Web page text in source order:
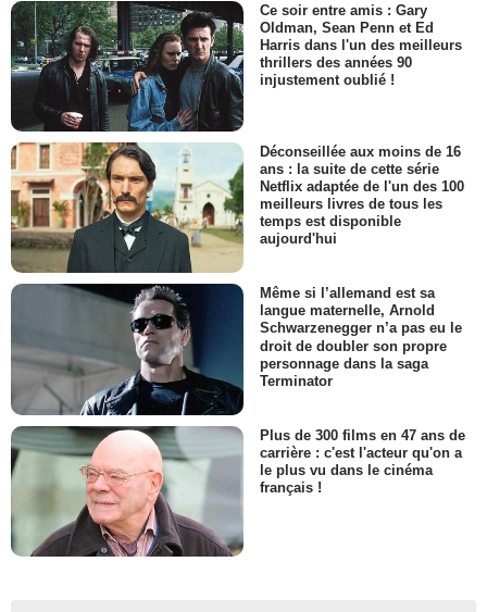
Ce soir entre amis : Gary
Oldman, Sean Penn et Ed
Harris dans l'un des meilleurs
thrillers des années 90
injustement oublié !
Déconseillée aux moins de 16
ans : la suite de cette série
Netflix adaptée de l'un des 100
meilleurs livres de tous les
temps est disponible
aujourd'hui
Même si l’allemand est sa
langue maternelle, Arnold
Schwarzenegger n’a pas eu le
droit de doubler son propre
personnage dans la saga
Terminator
Plus de 300 films en 47 ans de
carrière : c'est l'acteur qu'on a
le plus vu dans le cinéma
français !